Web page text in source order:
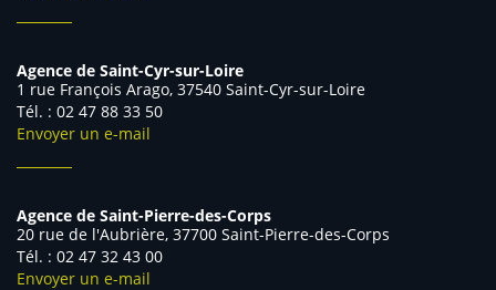
Agence de Saint-Cyr-sur-Loire
1 rue François Arago, 37540 Saint-Cyr-sur-Loire
Tél. : 02 47 88 33 50
Envoyer un e-mail
Agence de Saint-Pierre-des-Corps
20 rue de l'Aubrière, 37700 Saint-Pierre-des-Corps
Tél. : 02 47 32 43 00
Envoyer un e-mail